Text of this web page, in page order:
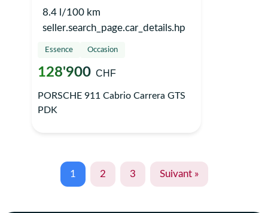
8.4 l/100 km
seller.search_page.car_details.hp
Essence Occasion
128'900CHF
PORSCHE 911 Cabrio Carrera GTS
PDK
1 2 3 Suivant »